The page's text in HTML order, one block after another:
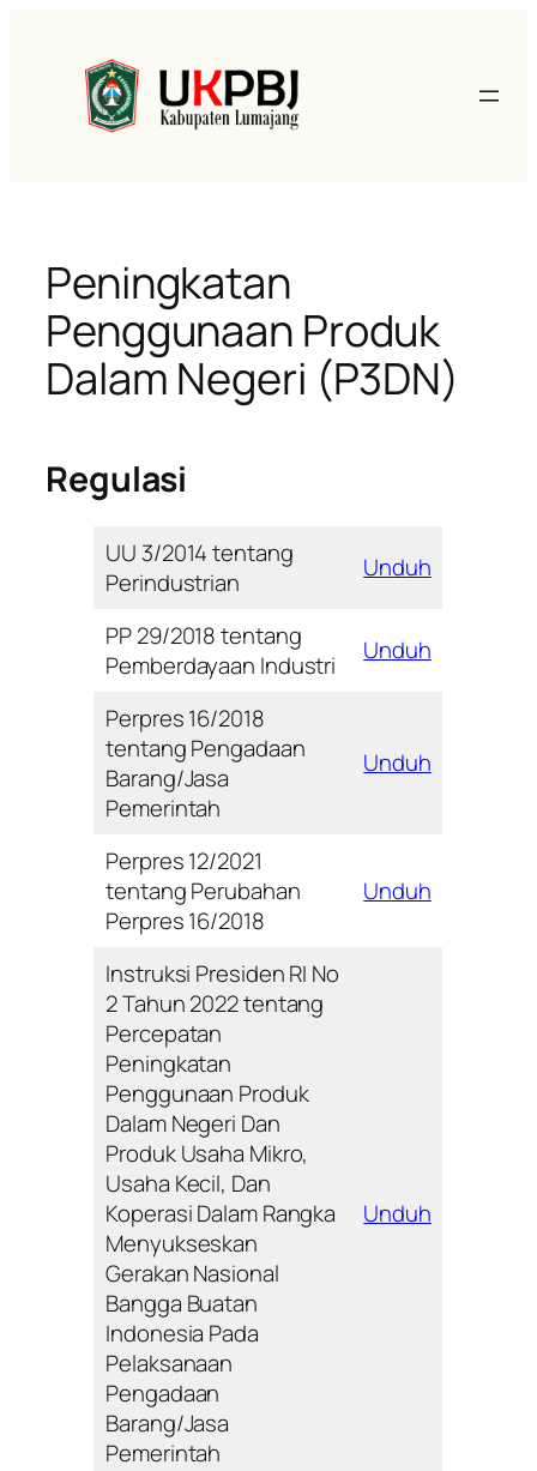
Peningkatan
Penggunaan Produk
Dalam Negeri (P3DN)
Regulasi
UU 3/2014 tentang
Perindustrian
Unduh
PP 29/2018 tentang
Pemberdayaan Industri
Unduh
Perpres 16/2018
tentang Pengadaan
Barang/Jasa
Pemerintah
Unduh
Perpres 12/2021
tentang Perubahan
Perpres 16/2018
Unduh
Instruksi Presiden RI No
2 Tahun 2022 tentang
Percepatan
Peningkatan
Penggunaan Produk
Dalam Negeri Dan
Produk Usaha Mikro,
Usaha Kecil, Dan
Koperasi Dalam Rangka
Menyukseskan
Gerakan Nasional
Bangga Buatan
Indonesia Pada
Pelaksanaan
Pengadaan
Barang/Jasa
Pemerintah
Unduh